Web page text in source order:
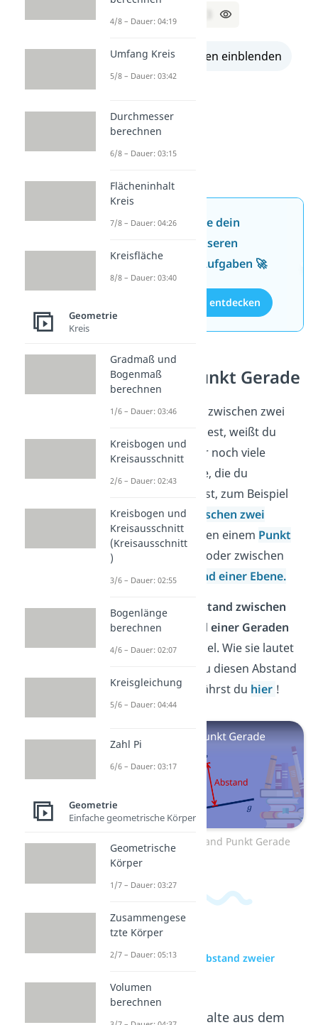
alle Lösungen einblenden
Jetzt neu: Teste dein
Wissen mit unseren
kostenlosen Aufgaben 🚀
Aufgaben entdecken
Abstand Punkt Gerade
Wie du Abstände zwischen zwei
Punkten berechnest, weißt du
jetzt! Es gibt aber noch viele
weitere Abstände, die du
bestimmen kannst, zum Beispiel
denAbstandzwischen zwei
Geraden , zwischen einem Punkt
oder zwischen
einerGeraden und einer Ebene.
Auch für den
Abstand zwischen
einem Punkt und einer Geraden
gibt es eine Formel. Wie sie lautet
und wie genau du diesen Abstand
ausrechnest, erfährst du hier !
Zum Video: Abstand Punkt Gerade
zur Videoseite: Abstand zweier
Beliebte Inhalte aus dem
4/8 – Dauer: 04:19
Umfang Kreis
5/8 – Dauer: 03:42
Durchmesser
berechnen
6/8 – Dauer: 03:15
Flächeninhalt
Kreis
7/8 – Dauer: 04:26
Kreisfläche
8/8 – Dauer: 03:40
Geometrie
Kreis
Gradmaß und
Bogenmaß
berechnen
1/6 – Dauer: 03:46
Kreisbogen und
Kreisausschnitt
2/6 – Dauer: 02:43
Kreisbogen und
Kreisausschnitt
(Kreisausschnitt
)
3/6 – Dauer: 02:55
Bogenlänge
berechnen
4/6 – Dauer: 02:07
Kreisgleichung
5/6 – Dauer: 04:44
Zahl Pi
6/6 – Dauer: 03:17
Geometrie
Einfache geometrische Körper
Geometrische
Körper
1/7 – Dauer: 03:27
Zusammengese
tzte Körper
2/7 – Dauer: 05:13
Volumen
berechnen